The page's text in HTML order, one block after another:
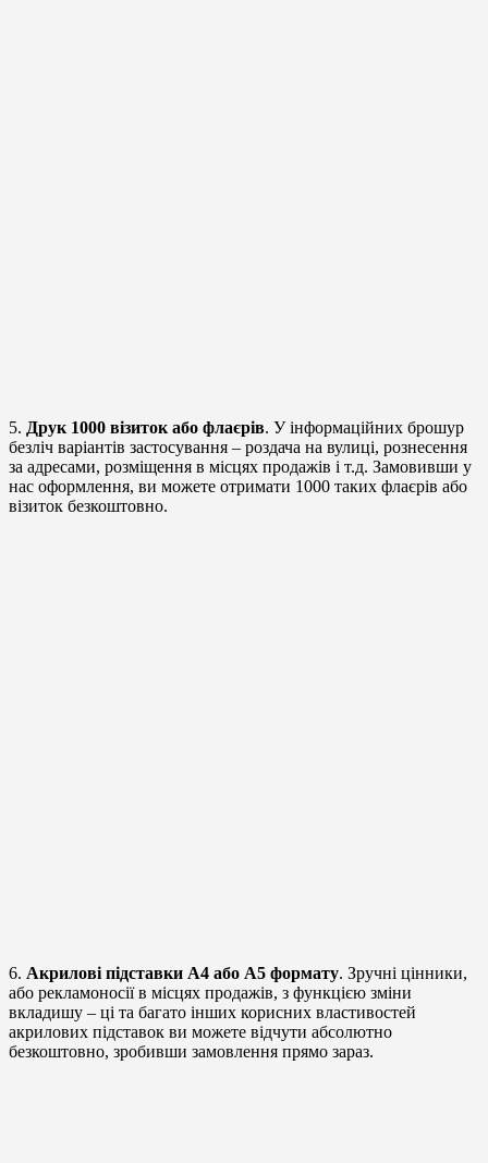
5. Друк 1000 візиток або флаєрів. У інформаційних брошур
безліч варіантів застосування – роздача на вулиці, рознесення
за адресами, розміщення в місцях продажів і т.д. Замовивши у
нас оформлення, ви можете отримати 1000 таких флаєрів або
візиток безкоштовно.
6. Акрилові підставки А4 або А5 формату. Зручні цінники,
або рекламоносії в місцях продажів, з функцією зміни
вкладишу – ці та багато інших корисних властивостей
акрилових підставок ви можете відчути абсолютно
безкоштовно, зробивши замовлення прямо зараз.